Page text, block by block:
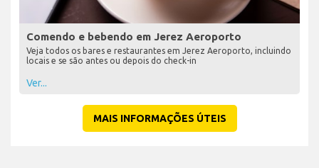
Comendo e bebendo em Jerez Aeroporto
Veja todos os bares e restaurantes em Jerez Aeroporto, incluindo
locais e se são antes ou depois do check-in
Ver...
MAIS INFORMAÇÕES ÚTEIS